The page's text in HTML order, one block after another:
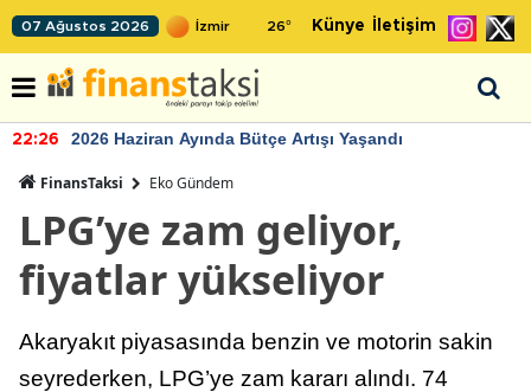
07 Ağustos 2026 26° Künye İletişim
22:26 2026 Haziran Ayında Bütçe Artışı Yaşandı
FinansTaksi Eko Gündem
LPG’ye zam geliyor,
fiyatlar yükseliyor
Akaryakıt piyasasında benzin ve motorin sakin
seyrederken, LPG’ye zam kararı alındı. 74